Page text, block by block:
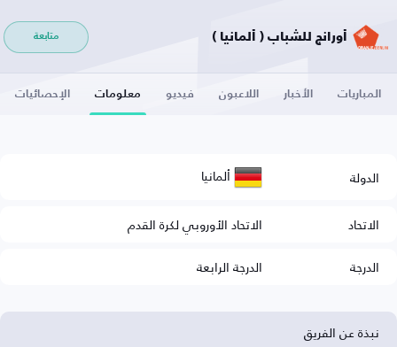
أورانج للشباب ( ألمانيا ) متابعة
المباريات الأخبار اللاعبون فيديو معلومات الإحصائيات
الدولة ألمانيا
الاتحاد
الاتحاد الأوروبي لكرة القدم
الدرجة
الدرجة الرابعة
نبذة عن الفريق